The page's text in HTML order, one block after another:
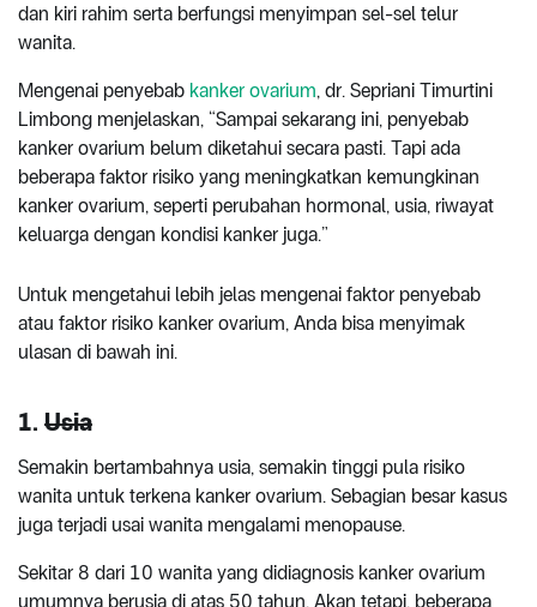
dan kiri rahim serta berfungsi menyimpan sel-sel telur
wanita.
Mengenai penyebab kanker ovarium, dr. Sepriani Timurtini
Limbong menjelaskan, “Sampai sekarang ini, penyebab
kanker ovarium belum diketahui secara pasti. Tapi ada
beberapa faktor risiko yang meningkatkan kemungkinan
kanker ovarium, seperti perubahan hormonal, usia, riwayat
keluarga dengan kondisi kanker juga.”
Untuk mengetahui lebih jelas mengenai faktor penyebab
atau faktor risiko kanker ovarium, Anda bisa menyimak
ulasan di bawah ini.
1. Usia
Semakin bertambahnya usia, semakin tinggi pula risiko
wanita untuk terkena kanker ovarium. Sebagian besar kasus
juga terjadi usai wanita mengalami menopause.
Sekitar 8 dari 10 wanita yang didiagnosis kanker ovarium
umumnya berusia di atas 50 tahun. Akan tetapi, beberapa